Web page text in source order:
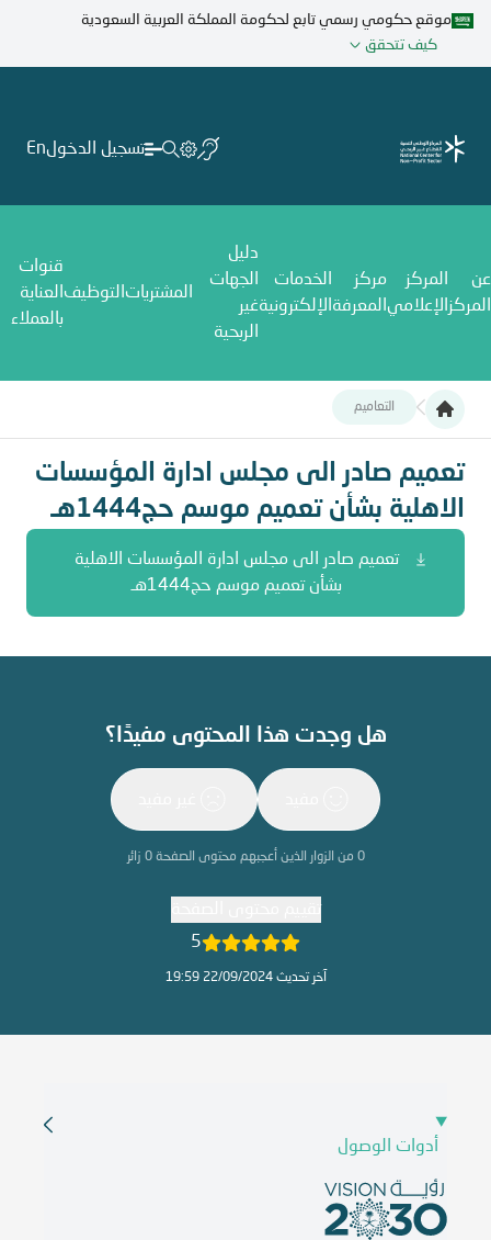
تجاوز
المحتوى
موقع حكومي رسمي تابع لحكومة المملكة العربية السعودية
كيف تتحقق
تسجيل الدخولEn
عن
المركز
المركز
الإعلامي
مركز
المعرفة
الخدمات
الإلكترونية
دليل
الجهات
غير
الربحية
المشتريات التوظيف
قنوات
العناية
بالعملاء
التعاميم
تعميم صادر الى مجلس ادارة المؤسسات الاهلية بشأن تعميم موسم
تعميم صادر الى مجلس ادارة المؤسسات
الاهلية بشأن تعميم موسم حج1444هـ
تعميم صادر الى مجلس ادارة المؤسسات الاهلية
بشأن تعميم موسم حج1444هـ
هل وجدت هذا المحتوى مفيدًا؟
0 من الزوار الذين أعجبهم محتوى الصفحة0 زائر
5
آخر تحديث 22/09/2024 19:59
أدوات الوصول